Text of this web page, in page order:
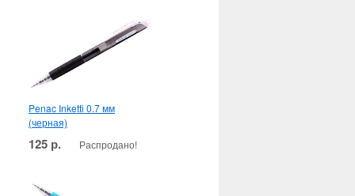
Penac Inketti 0.7 мм
(черная)
125 р. Распродано!